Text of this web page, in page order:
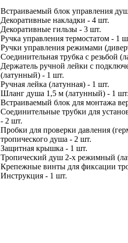
Встраиваемый блок управления
Декоративные накладки - 4 шт.
Декоративные гильзы - 3 шт.
Ручка управления термостатом - 1
Ручки управления режимами
Соединительная трубка с резьбой
Держатель ручной лейки с
(латунный) - 1 шт.
Ручная лейка (латунная) - 1 шт.
Шланг душа 1,5 м (латунный) - 1
Встраиваемый блок для монтажа
Соединительные трубки для
- 2 шт.
Пробки для проверки давления
тропического душа - 2 шт.
Защитная крышка - 1 шт.
Тропический душ 2-х режимный
Крепежные винты для фиксации
Инструкция - 1 шт.